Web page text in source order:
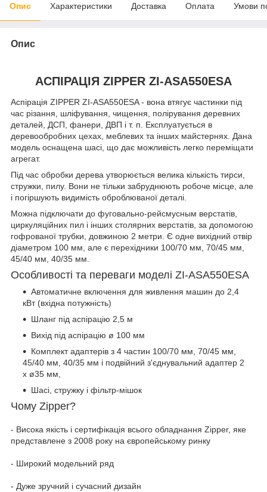
Опис Характеристики Доставка Оплата Умови
Опис
АСПІРАЦІЯ ZIPPER ZI-ASA550ESA
Аспірація ZIPPER ZI-ASA550ESA - вона втягує частинки під
час різання, шліфування, чищення, полірування деревних
деталей, ДСП, фанери, ДВП і т. п. Експлуатується в
деревообробних цехах, меблевих та інших майстернях. Дана
модель оснащена шасі, що дає можливість легко переміщати
агрегат.
Під час обробки дерева утворюється велика кількість тирси,
стружки, пилу. Вони не тільки забруднюють робоче місце, але
і погіршують видимість оброблюваної деталі.
Можна підключати до фуговально-рейсмусным верстатів,
циркуляційних пил і інших столярних верстатів, за допомогою
гофрованої трубки, довжиною 2 метри. Є одне вихідний отвір
діаметром 100 мм, але є перехідники 100/70 мм, 70/45 мм,
45/40 мм, 40/35 мм.
Особливості та переваги моделі ZI-ASA550ESA
Автоматичне включення для живлення машин до 2,4
кВт (вхідна потужність)
Шланг під аспірацію 2,5 м
Вихід під аспірацію ø 100 мм
Комплект адаптерів з 4 частин 100/70 мм, 70/45 мм,
45/40 мм, 40/35 мм і подвійний з'єднувальний адаптер 2
x ø35 мм,
Шасі, стружку і фільтр-мішок
Чому Zipper?
- Висока якість і сертифікація всього обладнання Zipper, яке
представлене з 2008 року на європейському ринку
- Широкий модельний ряд
- Дуже зручний і сучасний дизайн